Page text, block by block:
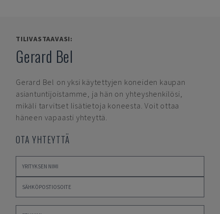
TILIVASTAAVASI:
Gerard Bel
Gerard Bel on yksi käytettyjen koneiden kaupan
asiantuntijoistamme, ja hän on yhteyshenkilösi,
mikäli tarvitset lisätietoja koneesta. Voit ottaa
häneen vapaasti yhteyttä.
OTA YHTEYTTÄ